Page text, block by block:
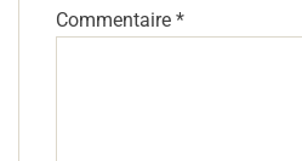
Commentaire *